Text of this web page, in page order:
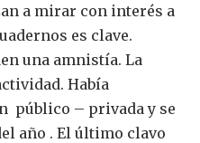
a mirar con interés a
es clave.
una amnistía. La
Había
público – privada y se
año . El último clavo